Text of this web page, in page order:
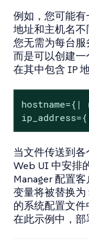
例如，您可能
地址和主机名不
您无需为每台服
而是可以创建
在其中包含 IP
hostname={|
当文件传送到各
Web UI 中安排
Manager 配置客
变量将被替换为
的系统配置文件
在此示例中，部